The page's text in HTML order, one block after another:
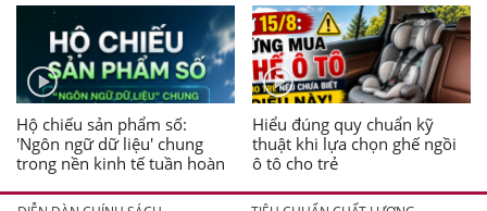
Hộ chiếu sản phẩm số:
'Ngôn ngữ dữ liệu' chung
trong nền kinh tế tuần hoàn
Hiểu đúng quy chuẩn kỹ
thuật khi lựa chọn ghế ngồi
ô tô cho trẻ